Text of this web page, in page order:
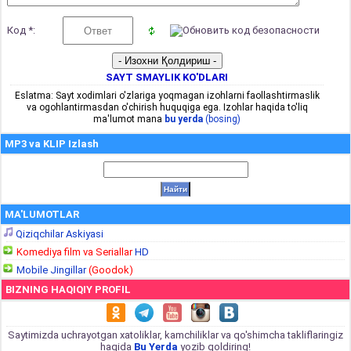
Код *:
SAYT SMAYLIK KO'DLARI
Eslatma: Sayt xodimlari o'zlariga yoqmagan izohlarni faollashtirmaslik
va ogohlantirmasdan o'chirish huquqiga ega. Izohlar haqida to'liq
ma'lumot mana bu yerda (bosing)
MP3 va KLIP Izlash
MA'LUMOTLAR
Qiziqchilar Askiyasi
Komediya film va SeriallarHD
Mobile Jingillar(Goodok)
BIZNING HAQIQIY PROFIL
Saytimizda uchrayotgan xatoliklar, kamchiliklar va qo'shimcha takliflaringiz
haqida Bu Yerda yozib qoldiring!